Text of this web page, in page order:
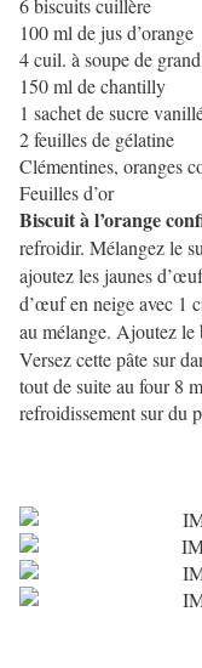
6 biscuits cuillère
100 ml de jus d’orange
4 cuil. à soupe de
150 ml de chantilly
1 sachet de sucre
2 feuilles de gélatine
Clémentines, oranges
Feuilles d’or
Biscuit à l’orange
refroidir. Mélangez le
ajoutez les jaunes
d’œuf en neige avec 1
au mélange. Ajoutez le
Versez cette pâte sur
tout de suite au four 8
refroidissement sur du